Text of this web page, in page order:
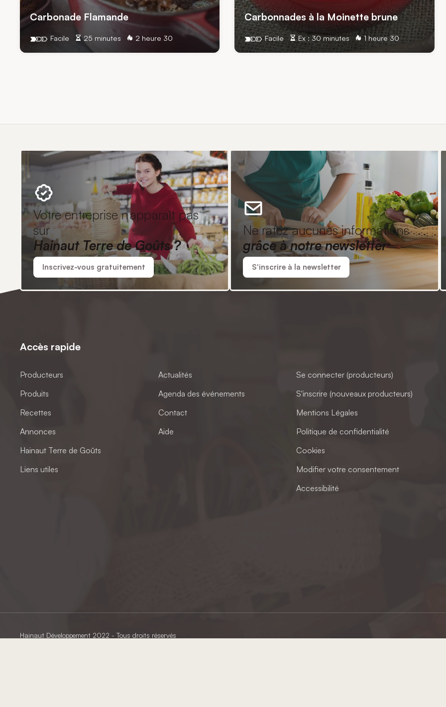
Carbonade Flamande
25 minutes 2 heure 30
Facile
Carbonnades à la Moinette brune
Ex : 30 minutes 1 heure 30
Facile
Votre entreprise n'apparaît pas
sur
Hainaut Terre de Goûts ?
Inscrivez-vous gratuitement
Ne ratez aucunes informations
grâce à notre newsletter
S'inscrire à la newsletter
Accès rapide
Producteurs
Produits
Recettes
Annonces
Hainaut Terre de Goûts
Liens utiles
Actualités
Agenda des événements
Contact
Aide
Se connecter (producteurs)
S'inscrire (nouveaux producteurs)
Mentions Légales
Politique de confidentialité
Cookies
Modifier votre consentement
Accessibilité
Hainaut Développement 2022 - Tous droits réservés